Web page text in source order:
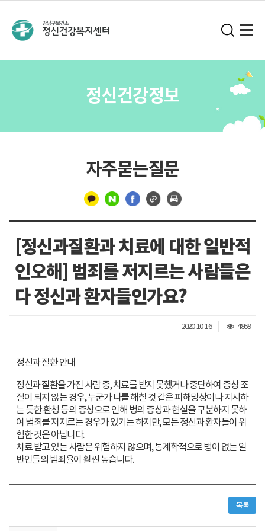
정신건강정보
자주묻는질문
분
선
[정신과질환과 치료에 대한 일반적
인오해] 범죄를 저지르는 사람들은
다 정신과 환자들인가요?
2020-10-16
조
회
4869
정신과 질환 안내
정신과 질환을 가진 사람 중, 치료를 받지 못했거나 중단하여 증상 조
절이 되지 않는 경우, 누군가 나를 해칠 것 같은 피해망상이나 지시하
는 듯한 환청 등의 증상으로 인해 병의 증상과 현실을 구분하지 못하
여 범죄를 저지르는 경우가 있기는 하지만, 모든 정신과 환자들이 위
험한 것은 아닙니다.
치료 받고 있는 사람은 위험하지 않으며, 통계학적으로 병이 없는 일
반인들의 범죄율이 훨씬 높습니다.
목록